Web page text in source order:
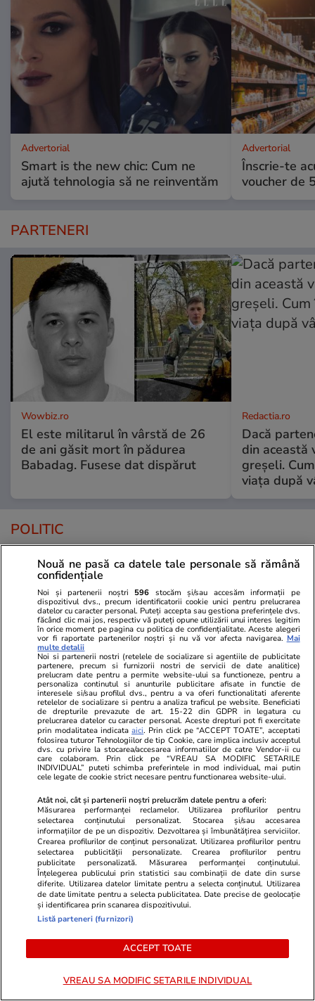
Advertorial
Smart is the new chic: Cum ne
ajută tehnologia să ne reinventăm
Advertorial
Înscrie-te
voucher de
PARTENERI
Wowbiz.ro
El este militarul în vârstă de 26
de ani găsit mort în pădurea
Babadag. Fusese dat dispărut
Redactia.ro
Dacă
din această
greșeli.
viața după
POLITIC
Politică 07:00
Caracatița cu iz penal din
Agricultură. Rapida răzgândire
a ministrului Tanczos Barna
referitoare la suspendarea unor
șefi de instituții cercetați de
DNA
Politică 29 iul.
Ilie Bolojan, după oprirea
ambelor reactoare de la
Cernavodă: „Reduceți consumul
PARTENERI
Nouă ne pasă ca datele tale personale să rămână
confidențiale
Noi și partenerii noștri 596 stocăm și/sau accesăm informații pe
dispozitivul dvs., precum identificatorii cookie unici pentru prelucrarea
datelor cu caracter personal. Puteți accepta sau gestiona preferințele dvs.
făcând clic mai jos, respectiv vă puteți opune utilizării unui interes legitim
în orice moment pe pagina cu politica de confidențialitate. Aceste alegeri
vor fi raportate partenerilor noștri și nu vă vor afecta navigarea. Mai
multe detalii
Noi si partenerii nostri (retelele de socializare si agentiile de publicitate
partenere, precum si furnizorii nostri de servicii de date analitice)
prelucram date pentru a permite website-ului sa functioneze, pentru a
personaliza continutul si anunturile publicitare afisate in functie de
interesele si/sau profilul dvs., pentru a va oferi functionalitati aferente
retelelor de socializare si pentru a analiza traficul pe website. Beneficiati
de drepturile prevazute de art. 15-22 din GDPR in legatura cu
prelucrarea datelor cu caracter personal. Aceste drepturi pot fi exercitate
prin modalitatea indicataaici. Prin click pe “ACCEPT TOATE”, acceptati
folosirea tuturor Tehnologiilor de tip Cookie, care implica inclusiv acceptul
dvs. cu privire la stocarea/accesarea informatiilor de catre Vendor-ii cu
care colaboram. Prin click pe “VREAU SA MODIFIC SETARILE
INDIVIDUAL” puteti schimba preferintele in mod individual, mai putin
cele legate de cookie strict necesare pentru functionarea website-ului.
Atât noi, cât și partenerii noștri prelucrăm datele pentru a oferi:
Măsurarea performanței reclamelor. Utilizarea profilurilor pentru
selectarea conținutului personalizat. Stocarea și/sau accesarea
informațiilor de pe un dispozitiv. Dezvoltarea și îmbunătățirea serviciilor.
Crearea profilurilor de conținut personalizat. Utilizarea profilurilor pentru
selectarea publicității personalizate. Crearea profilurilor pentru
publicitate personalizată. Măsurarea performanței conținutului.
Înțelegerea publicului prin statistici sau combinații de date din surse
diferite. Utilizarea datelor limitate pentru a selecta conținutul. Utilizarea
de date limitate pentru a selecta publicitatea. Date precise de geolocație
și identificarea prin scanarea dispozitivului.
Listă parteneri (furnizori)
ACCEPT TOATE
VREAU SA MODIFIC SETARILE INDIVIDUAL